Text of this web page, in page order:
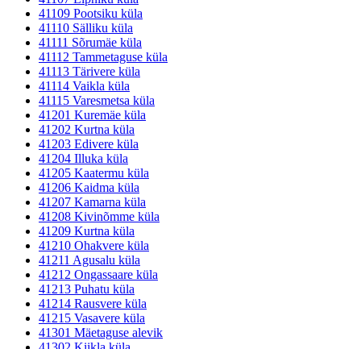
41109 Pootsiku küla
41110 Sälliku küla
41111 Sõrumäe küla
41112 Tammetaguse küla
41113 Tärivere küla
41114 Vaikla küla
41115 Varesmetsa küla
41201 Kuremäe küla
41202 Kurtna küla
41203 Edivere küla
41204 Illuka küla
41205 Kaatermu küla
41206 Kaidma küla
41207 Kamarna küla
41208 Kivinõmme küla
41209 Kurtna küla
41210 Ohakvere küla
41211 Agusalu küla
41212 Ongassaare küla
41213 Puhatu küla
41214 Rausvere küla
41215 Vasavere küla
41301 Mäetaguse alevik